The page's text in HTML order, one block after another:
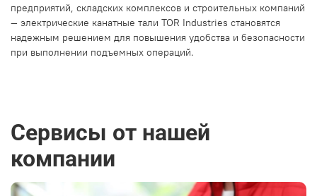
предприятий, складских комплексов и строительных компаний
— электрические канатные тали TOR Industries становятся
надежным решением для повышения удобства и безопасности
при выполнении подъемных операций.
Сервисы от нашей
компании